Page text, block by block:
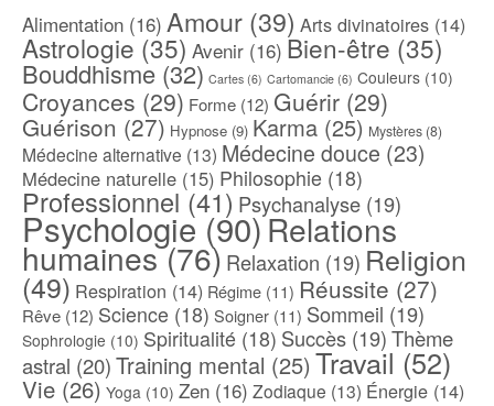
Alimentation (16) Amour (39) Arts divinatoires (14)
Astrologie (35) Avenir (16) Bien-être (35)
Bouddhisme (32) Cartes (6) Cartomancie (6) Couleurs (10)
Croyances (29) Forme (12) Guérir (29)
Guérison (27) Hypnose (9) Karma (25) Mystères (8)
Médecine alternative (13) Médecine douce (23)
Médecine naturelle (15) Philosophie (18)
Professionnel(41) Psychanalyse (19)
Psychologie(90) Relations
humaines(76)Relaxation (19) Religion
(49) Respiration (14) Régime (11) Réussite (27)
Rêve (12) Science (18) Soigner (11) Sommeil (19)
Sophrologie (10) Spiritualité (18) Succès (19)Thème
astral (20)Training mental (25) Travail (52)
Vie (26) Yoga (10) Zen (16) Zodiaque (13) Énergie (14)